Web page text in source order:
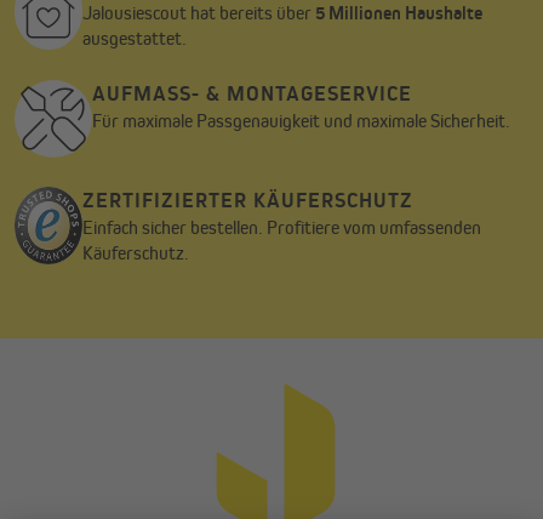
Jalousiescout hat bereits über 5 Millionen Haushalte
ausgestattet.
AUFMASS- & MONTAGESERVICE
Für maximale Passgenauigkeit und maximale Sicherheit.
ZERTIFIZIERTER KÄUFERSCHUTZ
Einfach sicher bestellen. Profitiere vom umfassenden
Käuferschutz.